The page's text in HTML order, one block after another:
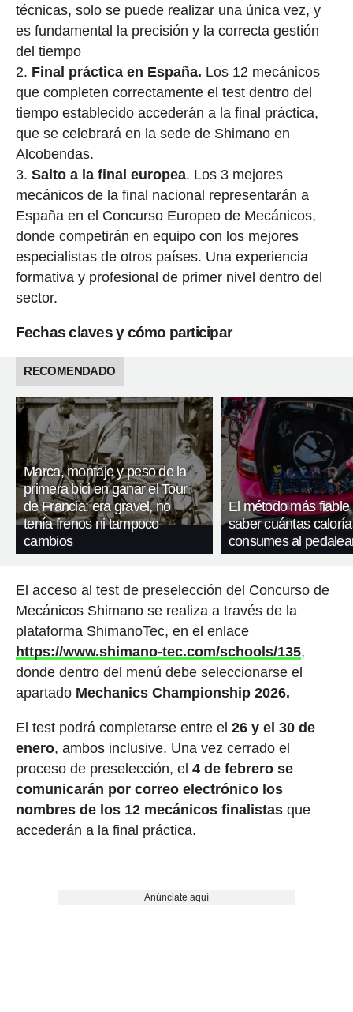
técnicas, solo se puede realizar una única vez, y
es fundamental la precisión y la correcta gestión
del tiempo
Final práctica en España. Los 12 mecánicos
que completen correctamente el test dentro del
tiempo establecido accederán a la final práctica,
que se celebrará en la sede de Shimano en
Alcobendas.
Salto a la final europea. Los 3 mejores
mecánicos de la final nacional representarán a
España en el Concurso Europeo de Mecánicos,
donde competirán en equipo con los mejores
especialistas de otros países. Una experiencia
formativa y profesional de primer nivel dentro del
sector.
Fechas claves y cómo participar
RECOMENDADO
Marca, montaje y peso de la
primera bici en ganar el Tour
de Francia: era gravel, no
tenía frenos ni tampoco
cambios
El método más fiable
saber cuántas
consumes al
El acceso al test de preselección del Concurso de
Mecánicos Shimano se realiza a través de la
plataforma ShimanoTec, en el enlace
https://www.shimano-tec.com/schools/135,
donde dentro del menú debe seleccionarse el
apartado Mechanics Championship 2026.
El test podrá completarse entre el 26 y el 30 de
enero, ambos inclusive. Una vez cerrado el
proceso de preselección, el 4 de febrero se
comunicarán por correo electrónico los
nombres de los 12 mecánicos finalistasque
accederán a la final práctica.
Anúnciate aquí